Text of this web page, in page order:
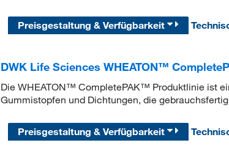
Preisgestaltung & Verfügbarkeit
DWK Life Sciences WHEATON™
Die WHEATON™ CompletePAK™ Produktlinie ist
Gummistopfen und Dichtungen, die
Preisgestaltung & Verfügbarkeit